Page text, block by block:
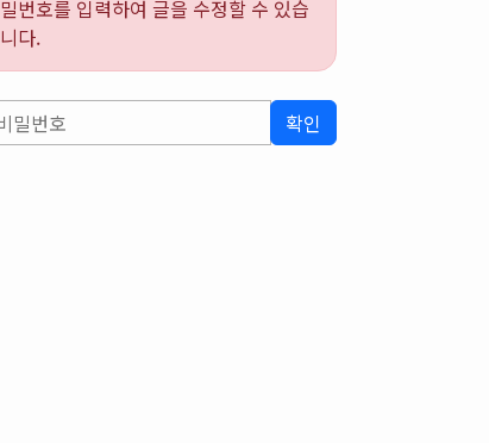
밀번호를 입력하여 글을 수정할 수 있습
니다.
확인